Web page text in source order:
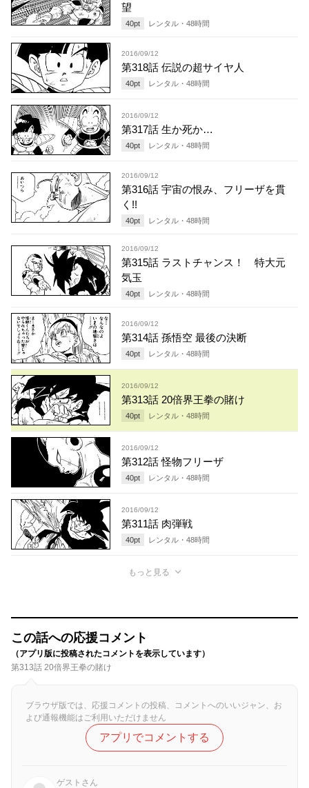
望
40pt レンタル・ 48時間
2016/09/12
第318話 伝説の超サイヤ人
40pt レンタル・ 48時間
2016/09/12
第317話 生か死か…
40pt レンタル・ 48時間
2016/09/12
第316話 宇宙の恨み、フリーザを貫
く!!
40pt レンタル・ 48時間
2016/09/12
第315話 ラストチャンス！ 特大元
気玉
40pt レンタル・ 48時間
2016/09/12
第314話 孫悟空 最後の決断
40pt レンタル・ 48時間
2016/09/12
第313話 20倍界王拳の賭け
40pt レンタル・ 48時間
2016/09/12
第312話 怪物フリーザ
40pt レンタル・ 48時間
2016/09/12
第311話 肉弾戦
40pt レンタル・ 48時間
もっと見る
この話への応援コメント
（アプリ版に投稿されたコメントを表示しています）
第313話 20倍界王拳の賭け
ブラウザ版では、応援コメントの投稿、コメントへのいいジャン、お
よび通報機能はご利用いただけません
アプリでコメントする
ゲストさん